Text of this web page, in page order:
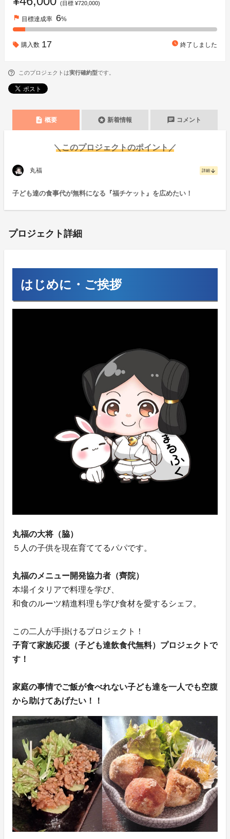
(目標 ¥720,000)
flag 目標達成率 6%
購入数 17 watch_later 終了しました
このプロジェクトは実行確約型です。
description 概要 stars 新着情報 chat コメント
＼このプロジェクトのポイント／
丸福 詳細 arrow_downward
子ども達の食事代が無料になる『福チケット』を広めたい！
プロジェクト詳細
はじめに・ご挨拶
丸福の大将（脇）
５人の子供を現在育ててるパパです。
丸福のメニュー開発協力者（齊院）
本場イタリアで料理を学び、
和食のルーツ精進料理も学び食材を愛するシェフ。
この二人が手掛けるプロジェクト！
子育て家族応援（子ども達飲食代無料）プロジェクトで
す！
家庭の事情でご飯が食べれない子ども達を一人でも空腹
から助けてあげたい！！